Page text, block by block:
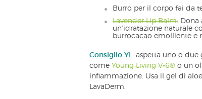
Burro per il corpo fai da
Lavender Lip Balm: Dona
un’idratazione naturale
burrocacao emolliente e
Consiglio YL: aspetta uno o due
come Young Living V-6® o un
infiammazione. Usa il gel di
LavaDerm.